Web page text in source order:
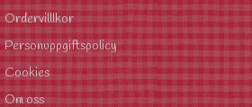
Ordervilllkor
Personuppgiftspolicy
Cookies
Om oss